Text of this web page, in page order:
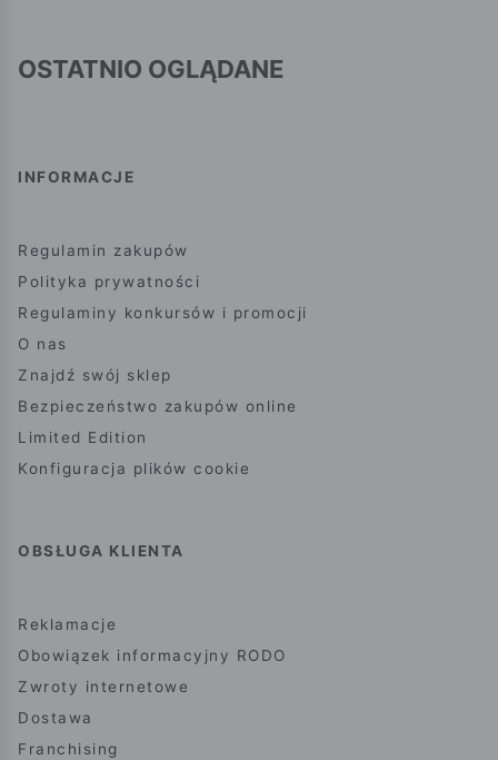
OSTATNIO OGLĄDANE
INFORMACJE
Regulamin zakupów
Polityka prywatności
Regulaminy konkursów i promocji
O nas
Znajdź swój sklep
Bezpieczeństwo zakupów online
Limited Edition
Konfiguracja plików cookie
OBSŁUGA KLIENTA
Reklamacje
Obowiązek informacyjny RODO
Zwroty internetowe
Dostawa
Franchising